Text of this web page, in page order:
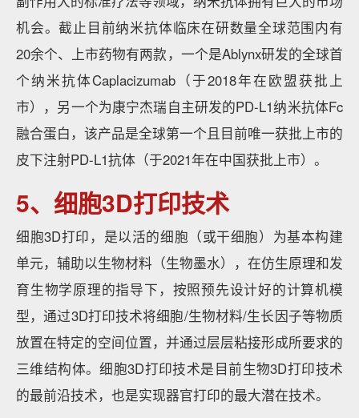
机会。截止目前纳米抗体临床在研数量全球范围内有
20余个、上市药物有两款，一个是Ablynx研发的全球首
个纳米抗体Caplacizumab（于2018年在欧盟获批上
市），另一个为康宁杰瑞自主研发的PD-L1纳米抗体Fc
融合蛋白，该产品是全球第一个且目前唯一获批上市的
皮下注射PD-L1抗体（于2021年在中国获批上市）。
5、细胞3D打印技术
细胞3D打印，是以活的细胞（或干细胞）为基本构建
单元，辅助以生物材料（生物墨水），在仿生原理和发
育生物学原理的指导下，按照预先设计好的计算机模
型，通过3D打印技术将细胞/生物材料/生长因子等物质
放置在特定的空间位置，并通过层层粘接形成所要求的
三维结构体。细胞3D打印技术是目前生物3D打印技术
的最前沿技术，也是实现器官打印的最大潜在技术。